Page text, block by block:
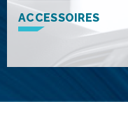
ACCESSOIRES